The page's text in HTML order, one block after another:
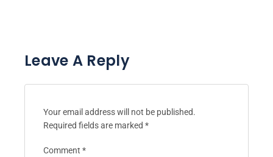
Leave A Reply
Your email address will not be published.
Required fields are marked *
Comment *